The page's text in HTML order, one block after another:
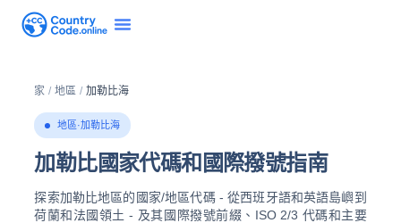
家 / 地區 / 加勒比海
地區·加勒比海
加勒比國家代碼和國際撥號指南
探索加勒比地區的國家/地區代碼 - 從西班牙語和英語島嶼到
荷蘭和法國領土 - 及其國際撥號前綴、ISO 2/3 代碼和主要